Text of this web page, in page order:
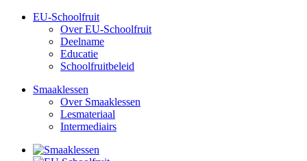
EU-Schoolfruit
Over EU-Schoolfruit
Deelname
Educatie
Schoolfruitbeleid
Smaaklessen
Over Smaaklessen
Lesmateriaal
Intermediairs